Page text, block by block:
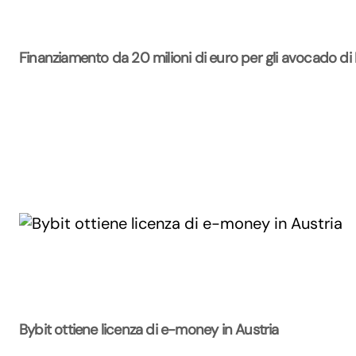
Finanziamento da 20 milioni di euro per gli avocado di
Bybit ottiene licenza di e-money in Austria